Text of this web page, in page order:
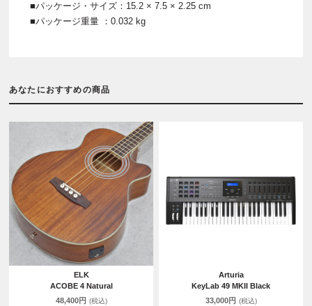
■パッケージ・サイズ：15.2 × 7.5 × 2.25 cm
■パッケージ重量 ：0.032 kg
あなたにおすすめの商品
ELK
ACOBE 4 Natural
48,400円 (税込)
Arturia
KeyLab 49 MKII Black
33,000円 (税込)